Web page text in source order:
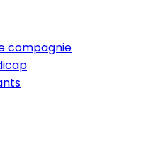
compagnie